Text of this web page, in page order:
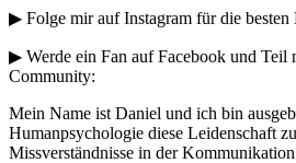
▶︎ Folge mir auf Instagram für die
▶︎ Werde ein Fan auf Facebook und Teil
Community:
Mein Name ist Daniel und ich bin
Humanpsychologie diese Leidenschaft
Missverständnisse in der